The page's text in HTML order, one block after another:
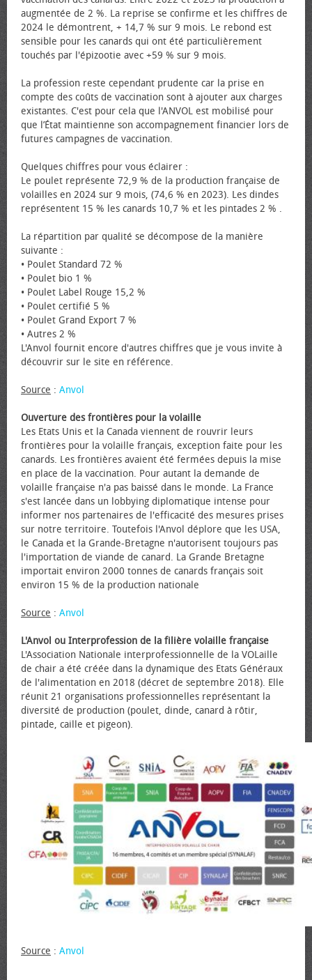
augmentée de 2 %. La reprise se confirme et les chiffres de
2024 le démontrent, + 14,7 % sur 9 mois. Le rebond est
sensible pour les canards qui ont été particulièrement
touchés par l'épizootie avec +59 % sur 9 mois.
La profession reste cependant prudente car la prise en
compte des coûts de vaccination sont à ajouter aux charges
existantes. C'est pour cela que l'ANVOL est mobilisé pour
que l’État maintienne son accompagnement financier lors de
futures campagnes de vaccination.
Quelques chiffres pour vous éclairer :
Le poulet représente 72,9 % de la production française de
volailles en 2024 sur 9 mois, (74,6 % en 2023). Les dindes
représentent 15 % les canards 10,7 % et les pintades 2 % .
La répartition par qualité se décompose de la manière
suivante :
• Poulet Standard 72 %
• Poulet bio 1 %
• Poulet Label Rouge 15,2 %
• Poulet certifié 5 %
• Poulet Grand Export 7 %
• Autres 2 %
L'Anvol fournit encore d'autres chiffres que je vous invite à
découvrir sur le site en référence.
Source : Anvol
Ouverture des frontières pour la volaille
Les Etats Unis et la Canada viennent de rouvrir leurs
frontières pour la volaille français, exception faite pour les
canards. Les frontières avaient été fermées depuis la mise
en place de la vaccination. Pour autant la demande de
volaille française n'a pas baissé dans le monde. La France
s'est lancée dans un lobbying diplomatique intense pour
informer nos partenaires de l'efficacité des mesures prises
sur notre territoire. Toutefois l'Anvol déplore que les USA,
le Canada et la Grande-Bretagne n'autorisent toujours pas
l'importation de viande de canard. La Grande Bretagne
importait environ 2000 tonnes de canards français soit
environ 15 % de la production nationale
Source : Anvol
L'Anvol ou Interprofession de la filière volaille française
L'Association Nationale interprofessionnelle de la VOLaille
de chair a été créée dans la dynamique des Etats Généraux
de l'alimentation en 2018 (décret de septembre 2018). Elle
réunit 21 organisations professionnelles représentant la
diversité de production (poulet, dinde, canard à rôtir,
pintade, caille et pigeon).
Source : Anvol